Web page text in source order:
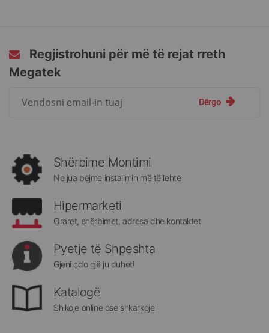
Regjistrohuni për më të rejat rreth
Megatek
rreth
Megatek:
Dërgo
Shërbime Montimi
Ne jua bëjme instalimin më të lehtë
Hipermarketi
Oraret, shërbimet, adresa dhe kontaktet
Pyetje të Shpeshta
Gjeni çdo gjë ju duhet!
Katalogë
Shikoje online ose shkarkoje